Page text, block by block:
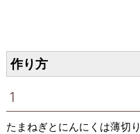
作り方
たまねぎとにんにくは薄切り